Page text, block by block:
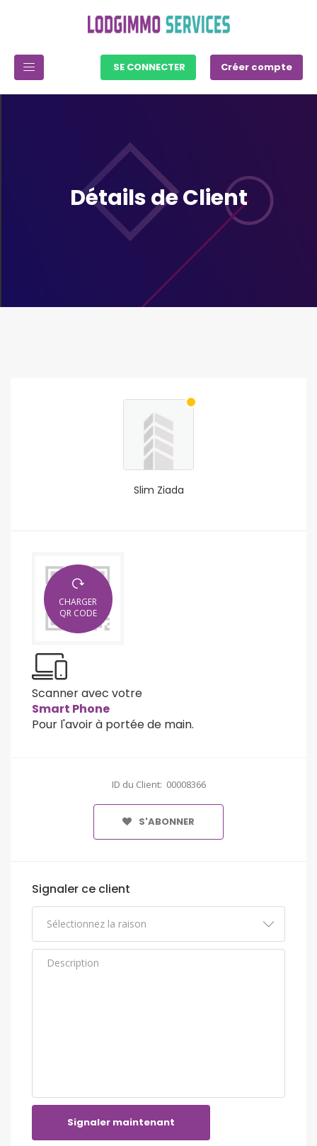
SE CONNECTER Créer compte
Détails de Client
Slim Ziada
CHARGER
QR CODE
Scanner avec votre
Smart Phone
Pour l'avoir à portée de main.
ID du Client: 00008366
S'ABONNER
Signaler ce client
Signaler maintenant